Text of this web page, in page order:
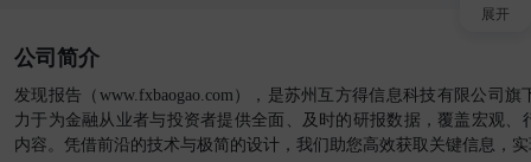
公司简介
发现报告（www.fxbaogao.com），是苏州互方得信息科技有限公司
力于为金融从业者与投资者提供全面、及时的研报数据，覆盖宏观、
内容。凭借前沿的技术与极简的设计，我们助您高效获取关键信息，
展开
接入AI
小程序